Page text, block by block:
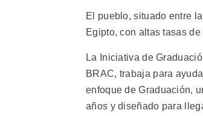
El pueblo, situado entre
Egipto, con altas tasas
La Iniciativa de
BRAC, trabaja para
enfoque de Graduación,
años y diseñado para